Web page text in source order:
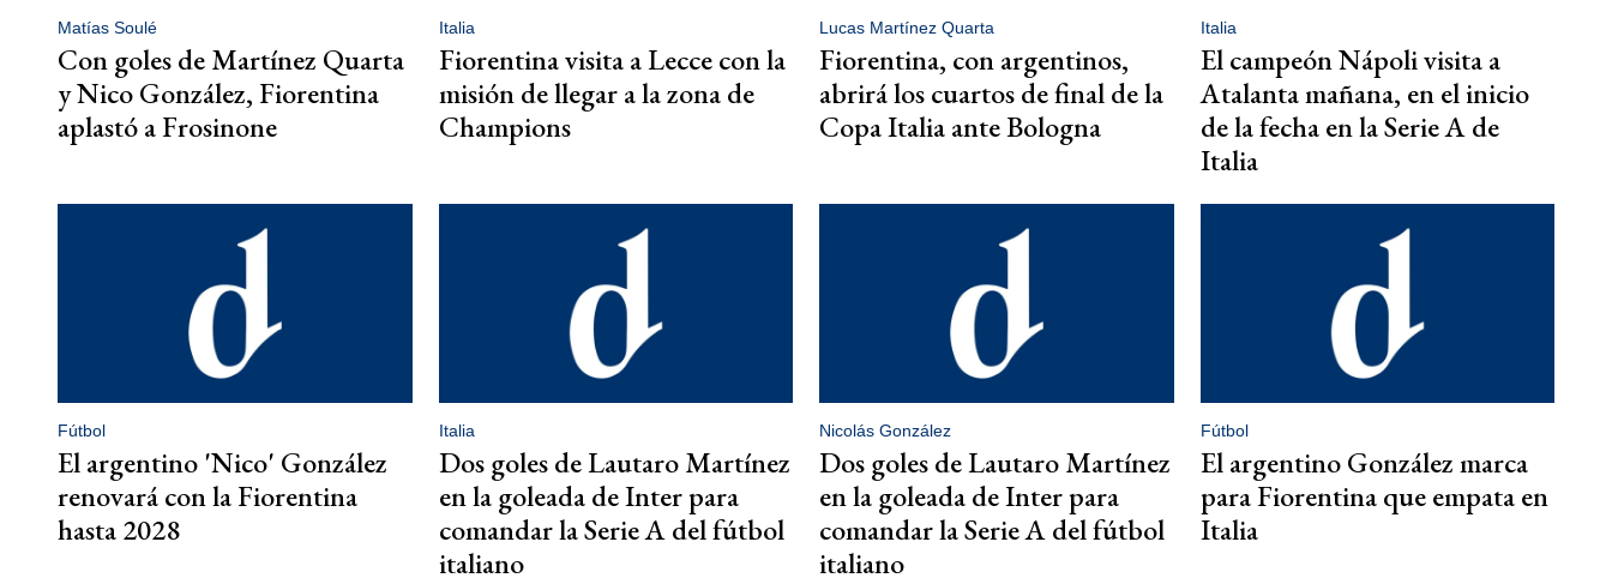
Matías Soulé
Con goles de Martínez Quarta
y Nico González, Fiorentina
aplastó a Frosinone
Italia
Fiorentina visita a Lecce con la
misión de llegar a la zona de
Champions
Lucas Martínez Quarta
Fiorentina, con argentinos,
abrirá los cuartos de final de la
Copa Italia ante Bologna
Italia
El campeón Nápoli visita a
Atalanta mañana, en el inicio
de la fecha en la Serie A de
Italia
Fútbol
El argentino 'Nico' González
renovará con la Fiorentina
hasta 2028
Italia
Dos goles de Lautaro Martínez
en la goleada de Inter para
comandar la Serie A del fútbol
italiano
Nicolás González
Dos goles de Lautaro Martínez
en la goleada de Inter para
comandar la Serie A del fútbol
italiano
Fútbol
El argentino González marca
para Fiorentina que empata en
Italia